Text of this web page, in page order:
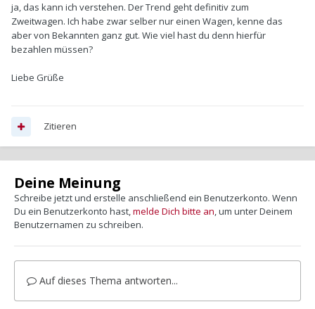
ja, das kann ich verstehen. Der Trend geht definitiv zum
Zweitwagen. Ich habe zwar selber nur einen Wagen, kenne das
aber von Bekannten ganz gut. Wie viel hast du denn hierfür
bezahlen müssen?
Liebe Grüße
Zitieren
Deine Meinung
Schreibe jetzt und erstelle anschließend ein Benutzerkonto. Wenn
Du ein Benutzerkonto hast,melde Dich bitte an, um unter Deinem
Benutzernamen zu schreiben.
Auf dieses Thema antworten...